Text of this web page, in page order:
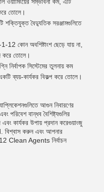
তোলে।
শক্তিযুক্ত বৈদ্যুতিক সরঞ্জামগুলিতে
12 কোন অবশিষ্টাংশ ছেড়ে যায় না,
করে তোলে।
নির্বাপক সিস্টেমের তুলনায় কম
ব্যয়-কার্যকর বিকল্প করে তোলে।
আগুন নিবারণের
পরিবেশ বান্ধব বৈশিষ্ট্যগুলির
এবং কার্যকর উপায় প্রদান করেগুয়াংজু
করুন এবং আপনার
Clean Agents নির্বাচন